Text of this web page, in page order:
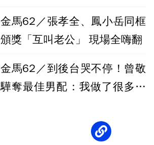
金馬62／張孝全、鳳小岳同框
頒獎「互叫老公」 現場全嗨翻
金馬62／到後台哭不停！曾敬
驊奪最佳男配：我做了很多勇